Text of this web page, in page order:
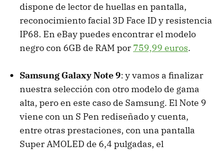
dispone de lector de huellas en pantalla,
reconocimiento facial 3D Face ID y resistencia
IP68. En eBay puedes encontrar el modelo
negro con 6GB de RAM por 759,99 euros.
Samsung Galaxy Note 9: y vamos a finalizar
nuestra selección con otro modelo de gama
alta, pero en este caso de Samsung. El Note 9
viene con un S Pen rediseñado y cuenta,
entre otras prestaciones, con una pantalla
Super AMOLED de 6,4 pulgadas, el